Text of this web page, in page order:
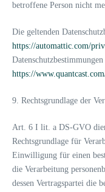
betroffene Person nicht
Die geltenden
https://automattic.com/
https://
9. Rechtsgrundlage der
Art. 6 I lit. a DS-GVO
Rechtsgrundlage für
Einwilligung für einen
die Verarbeitung
dessen Vertragspartei die